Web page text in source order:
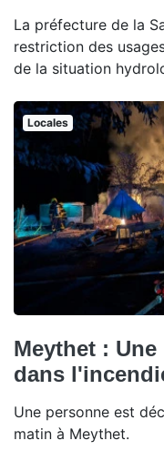
La préfecture de la
restriction des
de la situation
Locales
Meythet :
dans
Une personne est
matin à Meythet.